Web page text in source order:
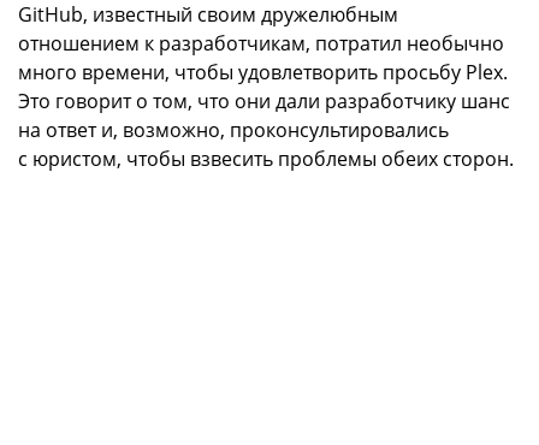
GitHub, известный своим дружелюбным
отношением к разработчикам, потратил необычно
много времени, чтобы удовлетворить просьбу Plex.
Это говорит о том, что они дали разработчику шанс
на ответ и, возможно, проконсультировались
с юристом, чтобы взвесить проблемы обеих сторон.